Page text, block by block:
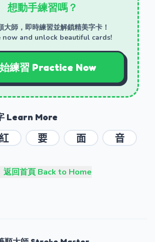
想動手練習嗎？
大師，即時練習並解鎖精美字卡！
now and unlock beautiful cards!
練習 Practice Now
Learn More
要 面 音
返回首頁 Back to Home